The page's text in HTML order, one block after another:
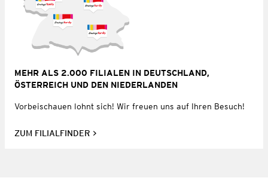
MEHR ALS 2.000 FILIALEN IN DEUTSCHLAND,
ÖSTERREICH UND DEN NIEDERLANDEN
Vorbeischauen lohnt sich! Wir freuen uns auf Ihren Besuch!
ZUM FILIALFINDER